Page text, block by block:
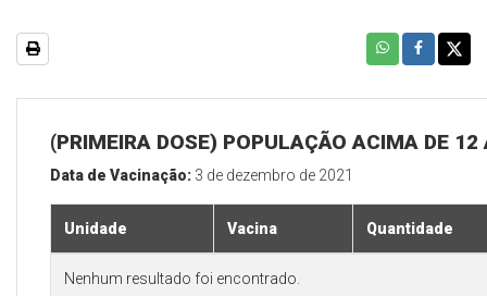
(PRIMEIRA DOSE) POPULAÇÃO ACIMA DE 12
Data de Vacinação: 3 de dezembro de 2021
Unidade Vacina Quantidade
Nenhum resultado foi encontrado.